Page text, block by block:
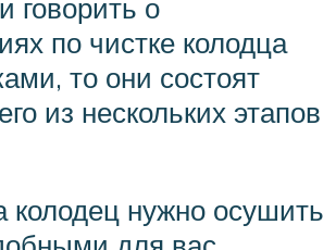
говорить о
по чистке колодца
то они состоят
из нескольких этапов
колодец нужно осушить